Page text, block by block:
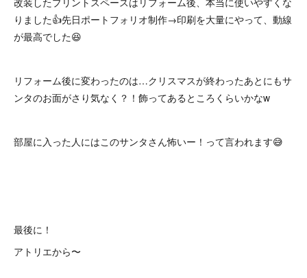
りました👍先日ポートフォリオ制作→印刷を大量にやって、動線
が最高でした😆
リフォーム後に変わったのは…クリスマスが終わったあとにもサ
ンタのお面がさり気なく？！飾ってあるところくらいかなw
部屋に入った人にはこのサンタさん怖いー！って言われます😅
最後に！
アトリエから〜